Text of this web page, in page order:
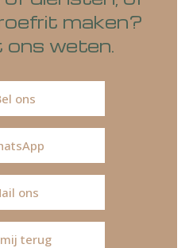
maken?
weten.
ons
ons
terug